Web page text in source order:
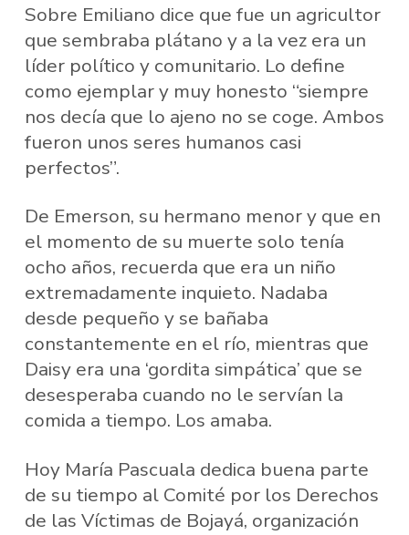
Sobre Emiliano dice que fue un agricultor
que sembraba plátano y a la vez era un
líder político y comunitario. Lo define
como ejemplar y muy honesto “siempre
nos decía que lo ajeno no se coge. Ambos
fueron unos seres humanos casi
perfectos”.
De Emerson, su hermano menor y que en
el momento de su muerte solo tenía
ocho años, recuerda que era un niño
extremadamente inquieto. Nadaba
desde pequeño y se bañaba
constantemente en el río, mientras que
Daisy era una ‘gordita simpática’ que se
desesperaba cuando no le servían la
comida a tiempo. Los amaba.
Hoy María Pascuala dedica buena parte
de su tiempo al Comité por los Derechos
de las Víctimas de Bojayá, organización